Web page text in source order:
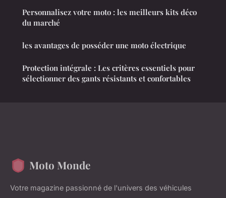
Personnalisez votre moto : les meilleurs kits déco
du marché
les avantages de posséder une moto électrique
Protection intégrale : Les critères essentiels pour
sélectionner des gants résistants et confortables
Moto Monde
Votre magazine passionné de l'univers des véhicules